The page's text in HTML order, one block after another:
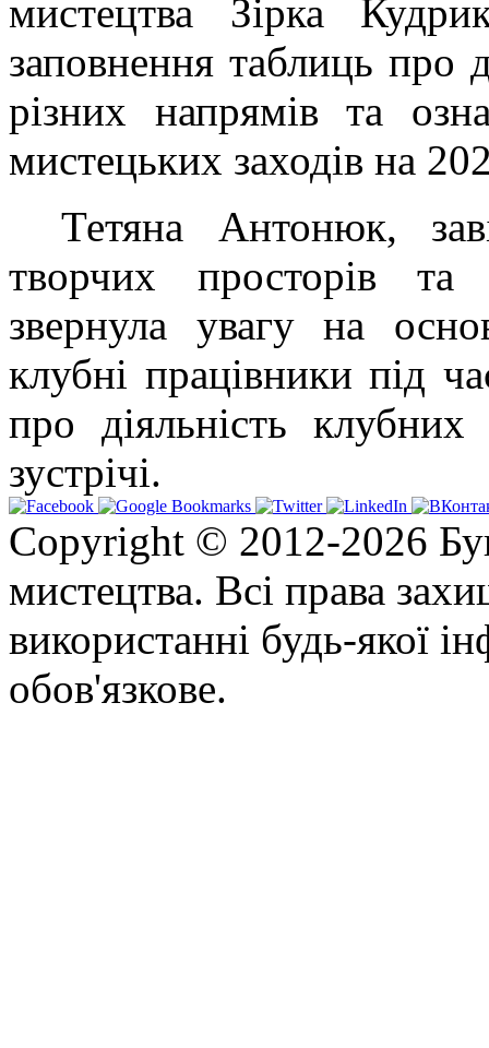
мистецтва Зірка
заповнення таблиць про
різних напрямів та
мистецьких заходів на
Тетяна Антонюк,
творчих просторів та
звернула увагу на
клубні працівники під
про діяльність клубних
зустрічі.
Copyright © 2012-2026
мистецтва. Всі права
використанні будь-якої
обов'язкове.